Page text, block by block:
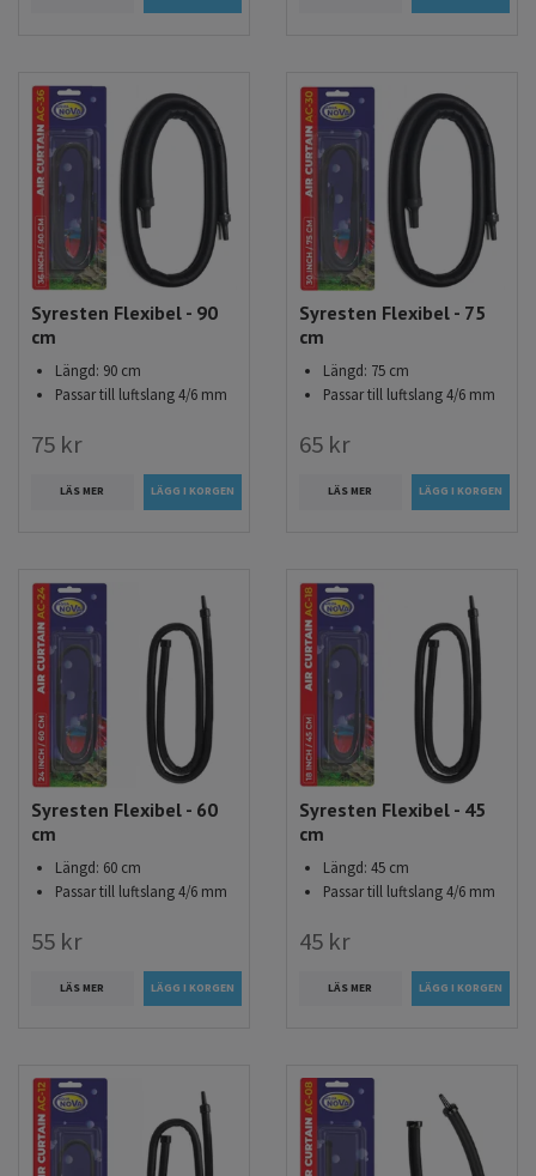
Syresten Flexibel - 90
cm
Längd: 90 cm
Passar till luftslang 4/6 mm
75 kr
LÄS MER
Syresten Flexibel - 75
cm
Längd: 75 cm
Passar till luftslang 4/6 mm
65 kr
LÄS MER
Syresten Flexibel - 60
cm
Längd: 60 cm
Passar till luftslang 4/6 mm
55 kr
LÄS MER
Syresten Flexibel - 45
cm
Längd: 45 cm
Passar till luftslang 4/6 mm
45 kr
LÄS MER